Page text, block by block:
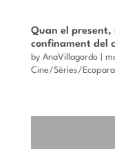
Quan el present,
confinament del
by AnaVillagordo|
Cine/Sèries/